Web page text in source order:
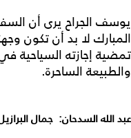
يوسف الجراح يرى أن
المبارك لا بد أن تكون
تمضية إجازته السياحية
والطبيعة الساحرة.
عبد الله السدحان: جمال